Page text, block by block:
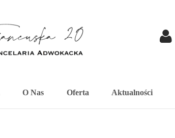
O Nas Oferta Aktualności